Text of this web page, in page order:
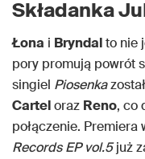
Składanka
Łona i Bryndalto nie
pory promują powrót
singiel Piosenka
Carteloraz Reno, co
połączenie.
Records EP vol.5już